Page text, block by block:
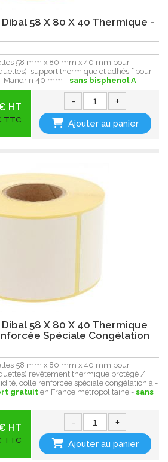
58 X 80 X 40 Thermique -
58 mm x 80 mm x 40 mm pour
support thermique et adhésif pour
Mandrin 40 mm - sans bisphenol A
HT
TTC
- +
Ajouter au panier
58 X 80 X 40 Thermique
Spéciale Congélation
58 mm x 80 mm x 40 mm pour
revêtement thermique protégé /
colle renforcée spéciale congélation à -
gratuiten France métropolitaine - sans
HT
TTC
- +
Ajouter au panier